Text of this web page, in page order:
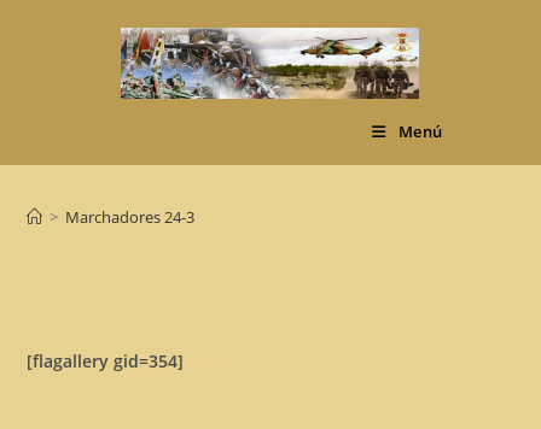
Menú
> Marchadores 24-3
[flagallery gid=354]